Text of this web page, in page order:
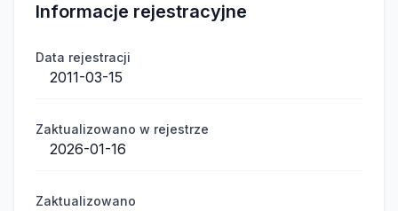
Informacje rejestracyjne
Data rejestracji
2011-03-15
Zaktualizowano w rejestrze
2026-01-16
Zaktualizowano